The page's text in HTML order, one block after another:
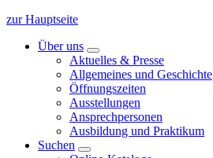
zur Hauptseite
Über uns
Aktuelles & Presse
Allgemeines und Geschichte
Öffnungszeiten
Ausstellungen
Ansprechpersonen
Ausbildung und Praktikum
Suchen